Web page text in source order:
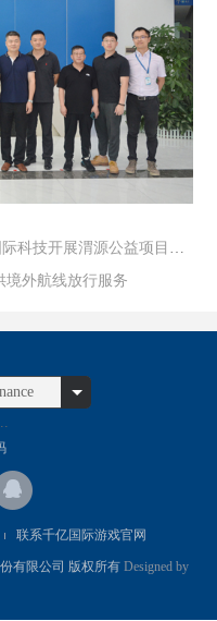
境外航线放行服务
联系千亿国际游戏官网
有限公司 版权所有 Designed by